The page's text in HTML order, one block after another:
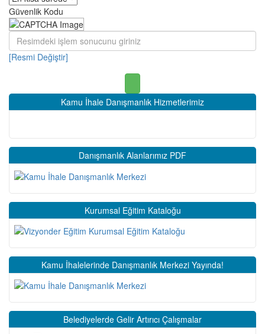
Güvenlik Kodu
[Resmi Değiştir]
Kamu İhale Danışmanlık Hizmetlerimiz
Danışmanlık Alanlarımız PDF
Kurumsal Eğitim Kataloğu
Kamu İhalelerinde Danışmanlık Merkezi Yayında!
Belediyelerde Gelir Artırıcı Çalışmalar